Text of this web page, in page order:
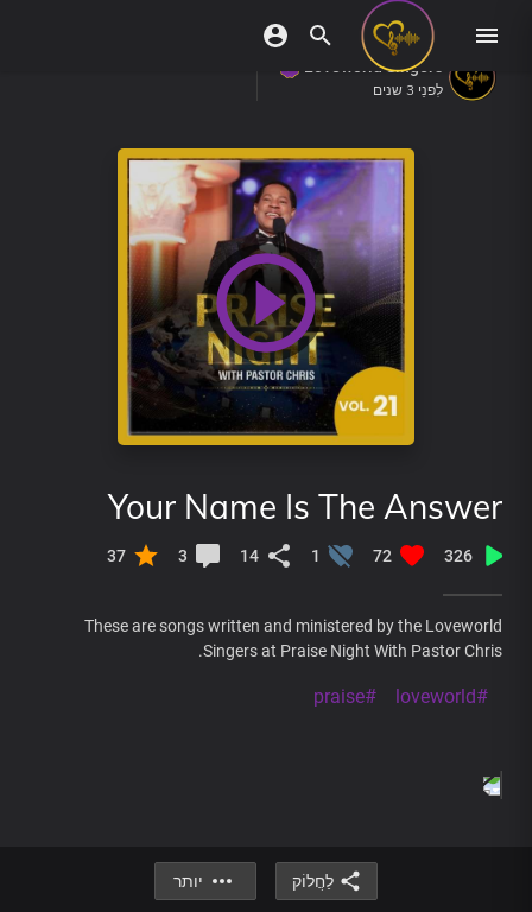
Loveworld Singers
לִפנֵי 3 שנים
Your Name Is The Answer
326
72
1
14
3
37
These are songs written and ministered by the Loveworld
Singers at Praise Night With Pastor Chris.
#loveworld
#praise
לַחֲלוֹק יותר